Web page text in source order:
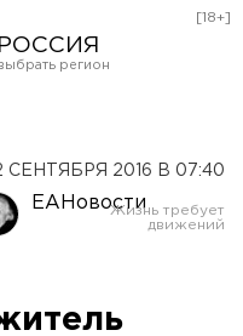
РОССИЯ
Оренбург
[18+]
СЕНТЯБРЯ 2016 В 07:40
ЕАНовости